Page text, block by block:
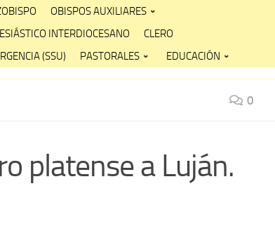
OBISPOS AUXILIARES
INTERDIOCESANO
CLERO
(SSU) PASTORALES EDUCACIÓN
0
platense a Luján.